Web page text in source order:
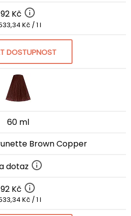
92 Kč
Kč / 1 l
DOSTUPNOST
60 ml
Brown Copper
dotaz
92 Kč
Kč / 1 l